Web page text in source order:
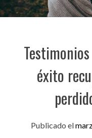
éxito
Publicado el